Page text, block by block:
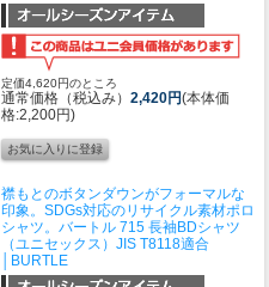
定価4,620円のところ
通常価格（税込み） 2,420円(本体価
格:2,200円)
襟もとのボタンダウンがフォーマルな
印象。SDGs対応のリサイクル素材ポロ
シャツ。 バートル 715 長袖BDシャツ
（ユニセックス）JIS T8118適合
│BURTLE